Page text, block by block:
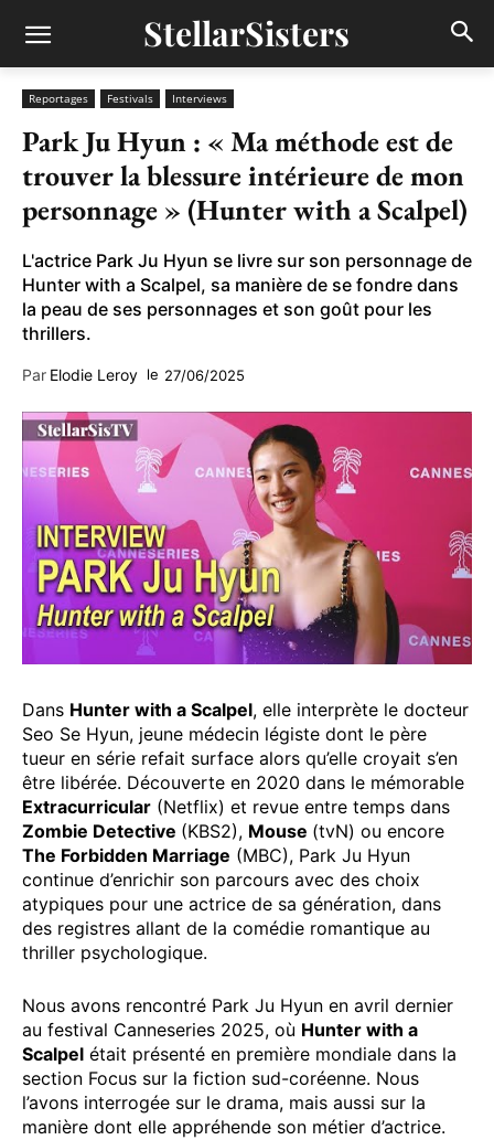
StellarSisters
Reportages Festivals Interviews
Park Ju Hyun : « Ma méthode est de
trouver la blessure intérieure de mon
personnage » (Hunter with a Scalpel)
L'actrice Park Ju Hyun se livre sur son personnage de
Hunter with a Scalpel, sa manière de se fondre dans
la peau de ses personnages et son goût pour les
thrillers.
Par Elodie Leroy le 27/06/2025
Dans Hunter with a Scalpel, elle interprète le docteur
Seo Se Hyun, jeune médecin légiste dont le père
tueur en série refait surface alors qu’elle croyait s’en
être libérée. Découverte en 2020 dans le mémorable
Extracurricular (Netflix) et revue entre temps dans
Zombie Detective (KBS2), Mouse (tvN) ou encore
The Forbidden Marriage (MBC), Park Ju Hyun
continue d’enrichir son parcours avec des choix
atypiques pour une actrice de sa génération, dans
des registres allant de la comédie romantique au
thriller psychologique.
Nous avons rencontré Park Ju Hyun en avril dernier
au festival Canneseries 2025, où Hunter with a
Scalpel était présenté en première mondiale dans la
section Focus sur la fiction sud-coréenne. Nous
l’avons interrogée sur le drama, mais aussi sur la
manière dont elle appréhende son métier d’actrice.